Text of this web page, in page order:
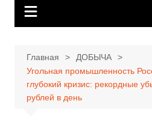
Главная
ДОБЫЧА
Угольная промышленность
глубокий кризис: рекордные
рублей в день